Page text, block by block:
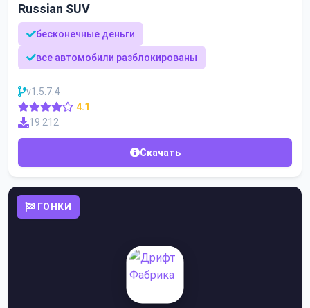
Russian SUV
бесконечные деньги
все автомобили разблокированы
v1.5.7.4
4.1
19 212
Скачать
ГОНКИ